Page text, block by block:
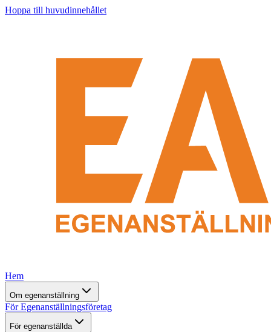
Hoppa till huvudinnehållet
Hem
Om egenanställning
För Egenanställningsföretag
För egenanställda